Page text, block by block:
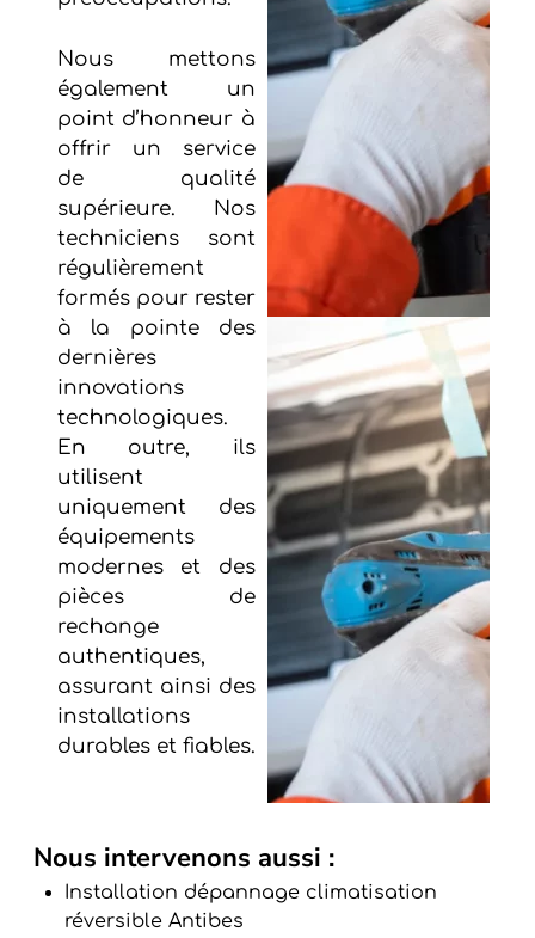
Nous mettons
également un
point d’honneur à
offrir un service
de qualité
supérieure. Nos
techniciens sont
régulièrement
formés pour rester
à la pointe des
dernières
innovations
technologiques.
En outre, ils
utilisent
uniquement des
équipements
modernes et des
pièces de
rechange
authentiques,
assurant ainsi des
installations
durables et fiables.
Nous intervenons aussi :
Installation dépannage climatisation
réversible Antibes